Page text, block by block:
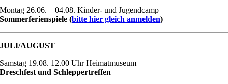
Montag 26.06. – 04.08. Kinder- und Jugendcamp
Sommerferienspiele (bitte hier gleich anmelden)
JULI/AUGUST
Samstag 19.08. 12.00 Uhr Heimatmuseum
Dreschfest und Schleppertreffen